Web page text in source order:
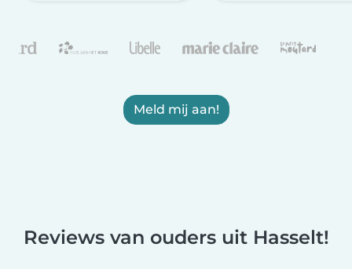
Meld mij aan!
Reviews van ouders uit Hasselt!